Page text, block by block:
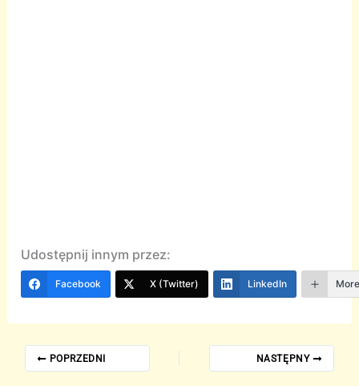
Udostępnij innym przez:
Facebook X (Twitter) LinkedIn
POPRZEDNI NASTĘPNY